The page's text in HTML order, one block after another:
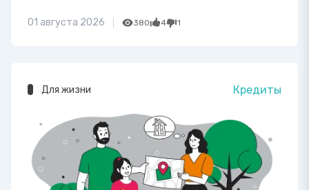
01 августа 2026 380 4 1
Для жизни Кредиты